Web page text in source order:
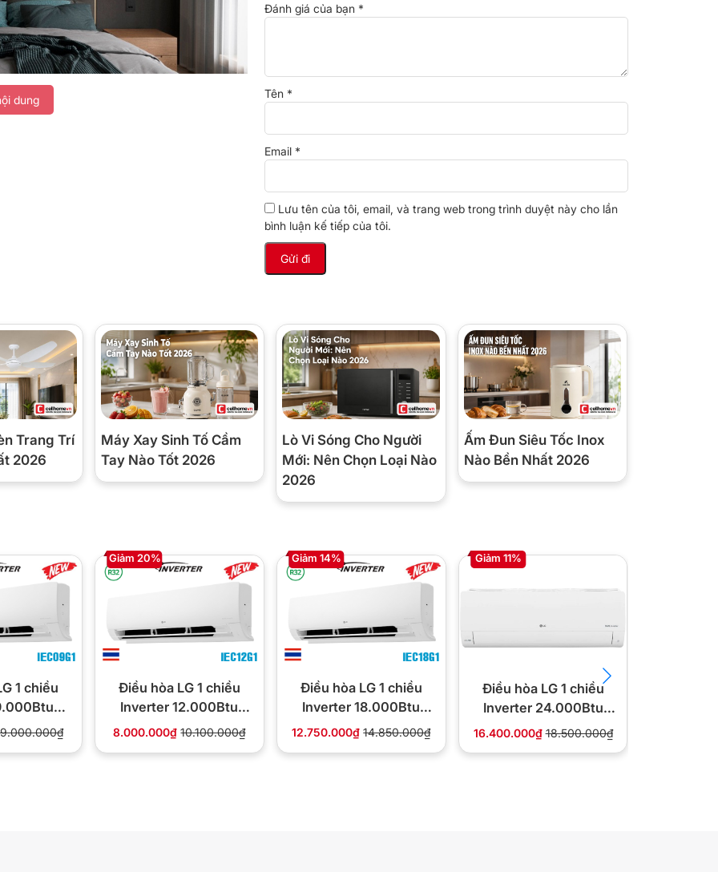
lạnh từ các hãng
cơ chế
điều khiển lên xuống tự động, trái
thoáng mát, giải tỏa cơn nóng trong người dễ
dung
Đánh giá của bạn *
Tên *
Email *
Lưu tên của tôi, email, và trang web trong trình duyệt này cho lần
bình luận kế tiếp của tôi.
Trang Trí
2026
Máy Xay Sinh Tố Cầm
Tay Nào Tốt 2026
Lò Vi Sóng Cho Người
Mới: Nên Chọn Loại Nào
2026
Ấm Đun Siêu Tốc Inox
Nào Bền Nhất 2026
1 chiều
9.000.000₫
Giảm 20%
Điều hòa LG 1 chiều
Inverter 12.000Btu
IEC12G1
8.000.000₫ 10.100.000₫
Giảm 14%
Điều hòa LG 1 chiều
Inverter 18.000Btu
IEC18G1
12.750.000₫ 14.850.000₫
Giảm 11%
Điều hòa LG 1 chiều
Inverter 24.000Btu
IEC24G1
16.400.000₫ 18.500.000₫